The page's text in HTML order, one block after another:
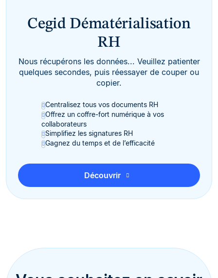
Cegid Dématérialisation
RH
Nous récupérons les données... Veuillez patienter
quelques secondes, puis réessayer de couper ou
copier.
Centralisez tous vos documents RH
Offrez un coffre-fort numérique à vos
collaborateurs
Simplifiez les signatures RH
Gagnez du temps et de l’efficacité
Découvrir